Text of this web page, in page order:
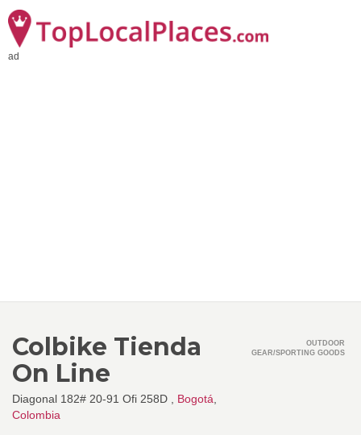
ad
Colbike Tienda
On Line
Diagonal 182# 20-91 Ofi 258D , Bogotá
Colombia
OUTDOOR
GEAR/SPORTING GOODS